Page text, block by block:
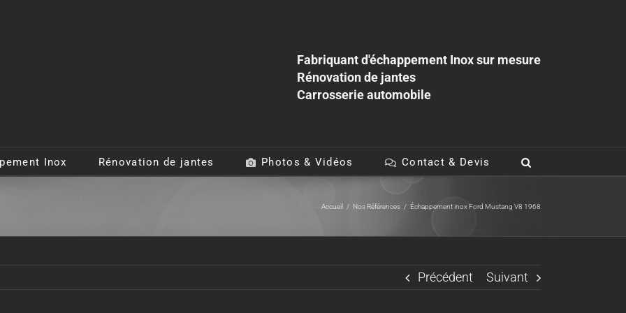
Fabriquant d'échappement Inox sur mesure
Rénovation de jantes
Carrosserie automobile
Inox Rénovation de jantes Photos & Vidéos Contact & Devis
Accueil / Nos Références / Échappement inox Ford Mustang V8 1968
Précédent Suivant